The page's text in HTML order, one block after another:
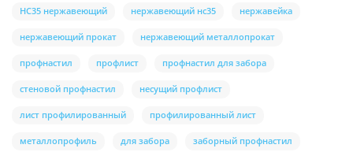
НС35 нержавеющий нержавеющий нс35 нержавейка
нержавеющий прокат нержавеющий металлопрокат
профнастил профлист профнастил для забора
стеновой профнастил несущий профлист
лист профилированный профилированный лист
металлопрофиль для забора заборный профнастил